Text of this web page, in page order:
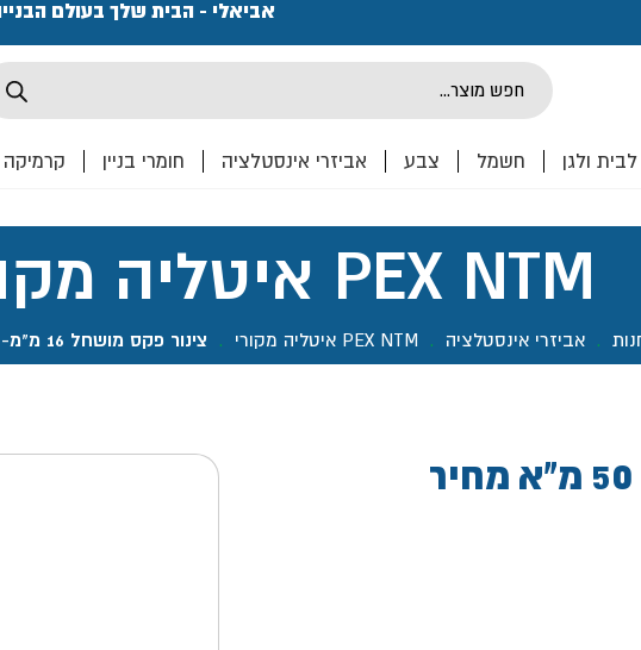
אביאלי - הבית שלך בעולם
Products
search
לבית ולגן חשמל צבע אביזרי אינסטלציה חומרי בניין קרמיקה
PEX NTM איטליה מקורי
. אביזרי אינסטלציה . PEX NTM איטליה מקורי . צינור פקס מושחל 16 מ"מ- 50 מ"א מחיר לחבילה!
צינור פקס מושחל 16 מ"מ- 50 מ"א מחיר